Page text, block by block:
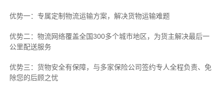
优势一：专属定制物流运输方案，解决货物运输难题
优势二：物流网络覆盖全国300多个城市地区，为货主解决最后一
公里配送服务
优势三：货物安全有保障，与多家保险公司签约专人全程负责、免
除您的后顾之忧